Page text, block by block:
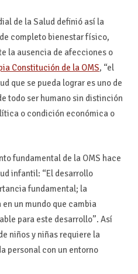
de la Salud definió así la
completo bienestar físico,
la ausencia de afecciones o
Constitución de la OMS, “el
que se pueda lograr es uno de
todo ser humano sin distinción
o condición económica o
fundamental de la OMS hace
infantil: “El desarrollo
fundamental; la
un mundo que cambia
para este desarrollo”. Así
niños y niñas requiere la
personal con un entorno